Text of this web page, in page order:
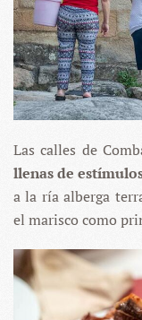
Las calles de
llenas de
a la ría alberga
el marisco como